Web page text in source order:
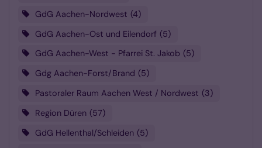
GdG Aachen-Nordwest 4
GdG Aachen-Ost und Eilendorf 5
GdG Aachen-West - Pfarrei St. Jakob
5
Gdg Aachen-Forst/Brand 5
Pastoraler Raum Aachen West / Nordwest 3
Region Düren 57
GdG Hellenthal/Schleiden 5